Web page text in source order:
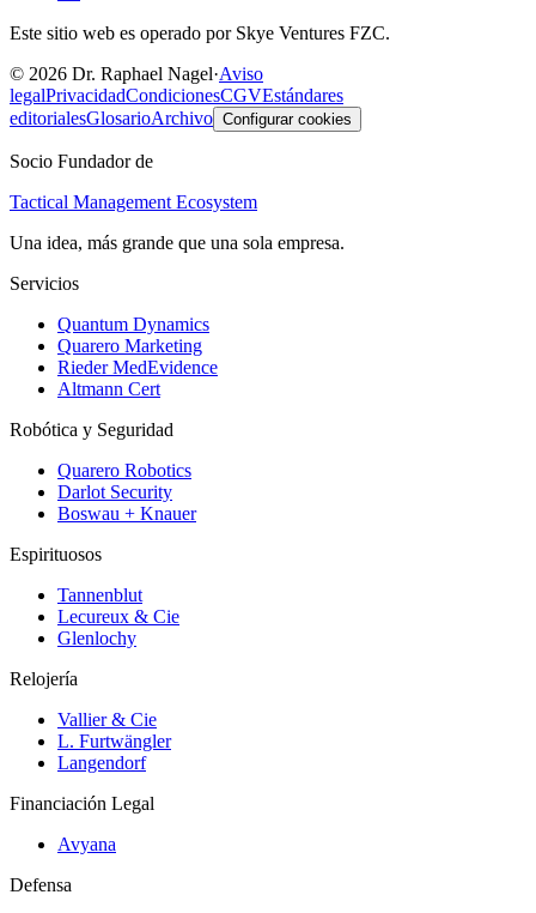
Este sitio web es operado por Skye Ventures FZC.
© 2026 Dr. Raphael Nagel·Aviso
legalPrivacidadCondicionesCGVEstándares
editorialesGlosarioArchivo Configurar cookies
Socio Fundador de
Tactical Management Ecosystem
Una idea, más grande que una sola empresa.
Servicios
Quantum Dynamics
Quarero Marketing
Rieder MedEvidence
Altmann Cert
Robótica y Seguridad
Quarero Robotics
Darlot Security
Boswau + Knauer
Espirituosos
Tannenblut
Lecureux & Cie
Glenlochy
Relojería
Vallier & Cie
L. Furtwängler
Langendorf
Financiación Legal
Avyana
Defensa